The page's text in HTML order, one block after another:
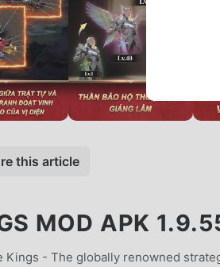
this article
MOD APK
Kings - The globally renowned